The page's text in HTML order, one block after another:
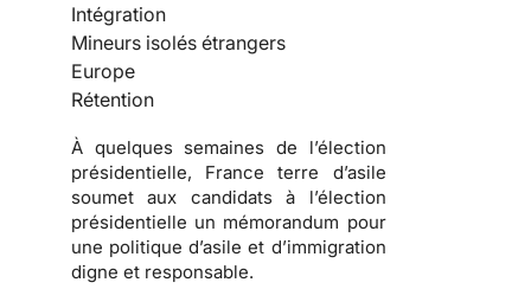
Intégration
Mineurs isolés étrangers
Europe
Rétention
À quelques semaines de l’élection
présidentielle, France terre d’asile
soumet aux candidats à l’élection
présidentielle un mémorandum pour
une politique d’asile et d’immigration
digne et responsable.